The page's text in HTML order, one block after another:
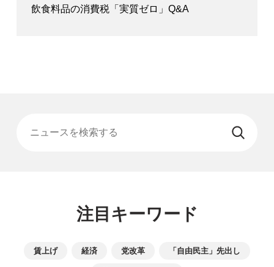
飲食料品の消費税「実質ゼロ」Q&A
注目キーワード
賃上げ 経済 党改革 「自由民主」先出し